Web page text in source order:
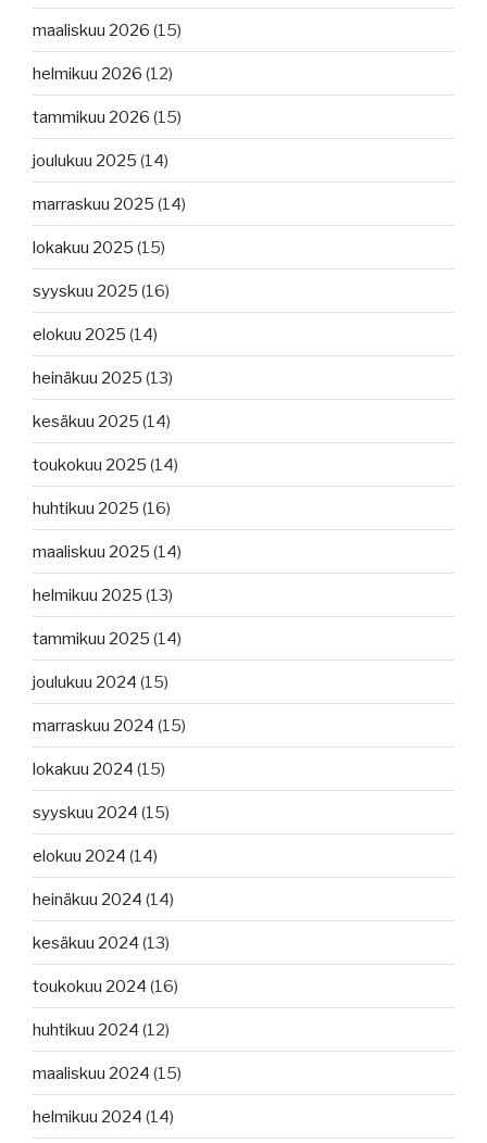
maaliskuu 2026 (15)
helmikuu 2026 (12)
tammikuu 2026 (15)
joulukuu 2025 (14)
marraskuu 2025 (14)
lokakuu 2025 (15)
syyskuu 2025 (16)
elokuu 2025 (14)
heinäkuu 2025 (13)
kesäkuu 2025 (14)
toukokuu 2025 (14)
huhtikuu 2025 (16)
maaliskuu 2025 (14)
helmikuu 2025 (13)
tammikuu 2025 (14)
joulukuu 2024 (15)
marraskuu 2024 (15)
lokakuu 2024 (15)
syyskuu 2024 (15)
elokuu 2024 (14)
heinäkuu 2024 (14)
kesäkuu 2024 (13)
toukokuu 2024 (16)
huhtikuu 2024 (12)
maaliskuu 2024 (15)
helmikuu 2024 (14)